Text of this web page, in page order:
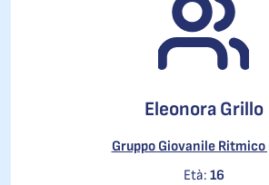
Eleonora Grillo
Gruppo Giovanile Ritmico
Età: 16